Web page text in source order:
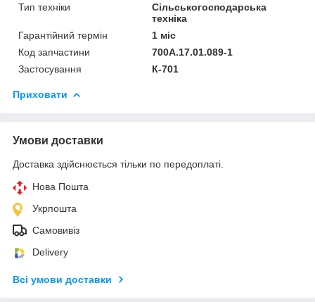
Тип техніки
Сільськогосподарська
техніка
Гарантійний термін
1 міс
Код запчастини
700А.17.01.089-1
Застосування
К-701
Приховати
Умови доставки
Доставка здійснюється тільки по передоплаті.
Нова Пошта
Укрпошта
Самовивіз
Delivery
Всі умови доставки